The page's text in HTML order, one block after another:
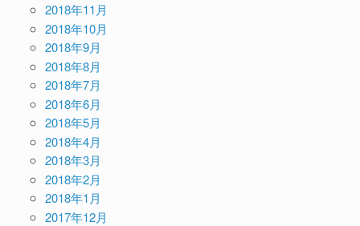
2018年11月
2018年10月
2018年9月
2018年8月
2018年7月
2018年6月
2018年5月
2018年4月
2018年3月
2018年2月
2018年1月
2017年12月